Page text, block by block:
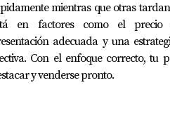
la venta. Esto no solo generó
el espacio.
mientras que otras
en factores como el precio
adecuada y una
Con el enfoque correcto, tu
y venderse pronto.